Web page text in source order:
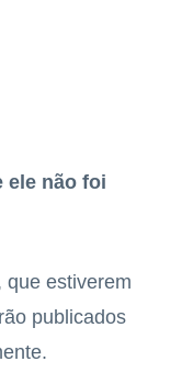
ele não foi
que estiverem
publicados